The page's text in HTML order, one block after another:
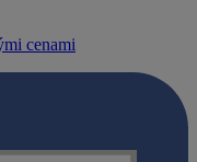
cenami